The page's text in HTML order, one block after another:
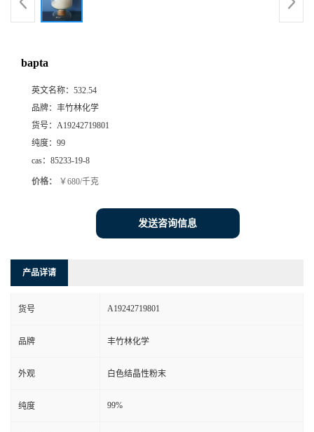
bapta
英文名称： 532.54
品牌： 丰竹林化学
货号： A19242719801
纯度： 99
cas： 85233-19-8
价格： ￥680/千克
发送咨询信息
产品详请
货号 A19242719801
品牌 丰竹林化学
外观 白色结晶性粉末
纯度 99%